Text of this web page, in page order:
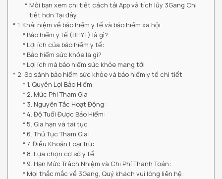
Mời bạn xem chi tiết cách tải App và tích lũy 3Gang Chi
tiết hơn Tại đây
1. Khái niệm về bảo hiểm y tế và bảo hiểm xã hội
Bảo hiểm y tế (BHYT) là gì?
Lợi ích của bảo hiểm y tế:
Bảo hiểm sức khỏe là gì?
Lợi ích mà bảo hiểm sức khỏe mang tới:
2. So sánh bảo hiểm sức khỏe và bảo hiểm y tế chi tiết
1. Quyền Lợi Bảo Hiểm:
2. Mức Phí Tham Gia:
3. Nguyên Tắc Hoạt Động:
4. Độ Tuổi Được Bảo Hiểm:
5. Gia hạn và tái tục
6. Thủ Tục Tham Gia:
7. Điều Khoản Loại Trừ:
8. Lựa chọn cơ sở y tế
9. Hạn Mức Trách Nhiệm và Chi Phí Thanh Toán:
Mọi thắc mắc về 3Gang, Quý khách vui lòng liên hệ: